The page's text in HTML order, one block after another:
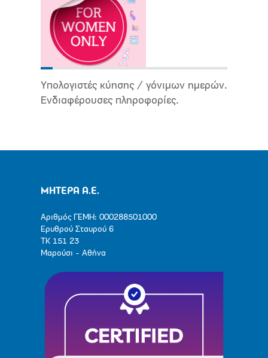
Υπολογιστές κύησης / γόνιμων ημερών.
Ενδιαφέρουσες πληροφορίες.
ΜΗΤΕΡΑ Α.Ε.
Αριθμός ΓΕΜΗ: 000288501000
Ερυθρού Σταυρού 6
ΤΚ 151 23
Μαρούσι - Αθήνα